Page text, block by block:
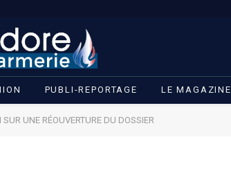
PUBLI-REPORTAGE LE MAGAZINE
UNE RÉOUVERTURE DU DOSSIER